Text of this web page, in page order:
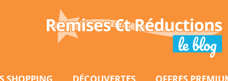
SHOPPING DÉCOUVERTES OFFRES